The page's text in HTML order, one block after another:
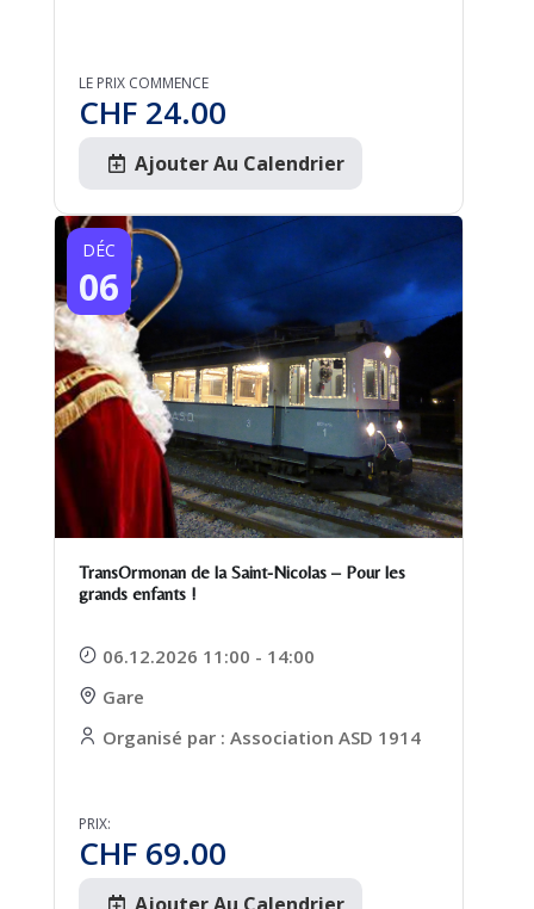
LE PRIX COMMENCE
CHF24.00
Ajouter Au Calendrier
DÉC
06
TransOrmonan de la Saint-Nicolas – Pour les
grands enfants !
06.12.2026 11:00 - 14:00
Gare
Organisé par : Association ASD 1914
PRIX:
CHF69.00